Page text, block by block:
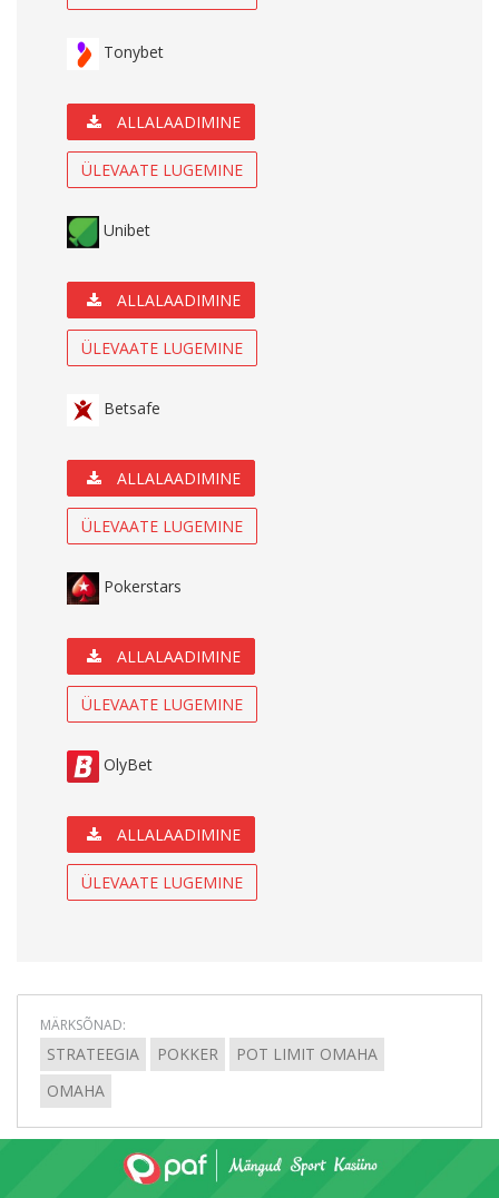
Tonybet
ALLALAADIMINE
ÜLEVAATE LUGEMINE
Unibet
ALLALAADIMINE
ÜLEVAATE LUGEMINE
Betsafe
ALLALAADIMINE
ÜLEVAATE LUGEMINE
Pokerstars
ALLALAADIMINE
ÜLEVAATE LUGEMINE
OlyBet
ALLALAADIMINE
ÜLEVAATE LUGEMINE
MÄRKSÕNAD:
STRATEEGIA POKKER
POT LIMIT OMAHA
OMAHA